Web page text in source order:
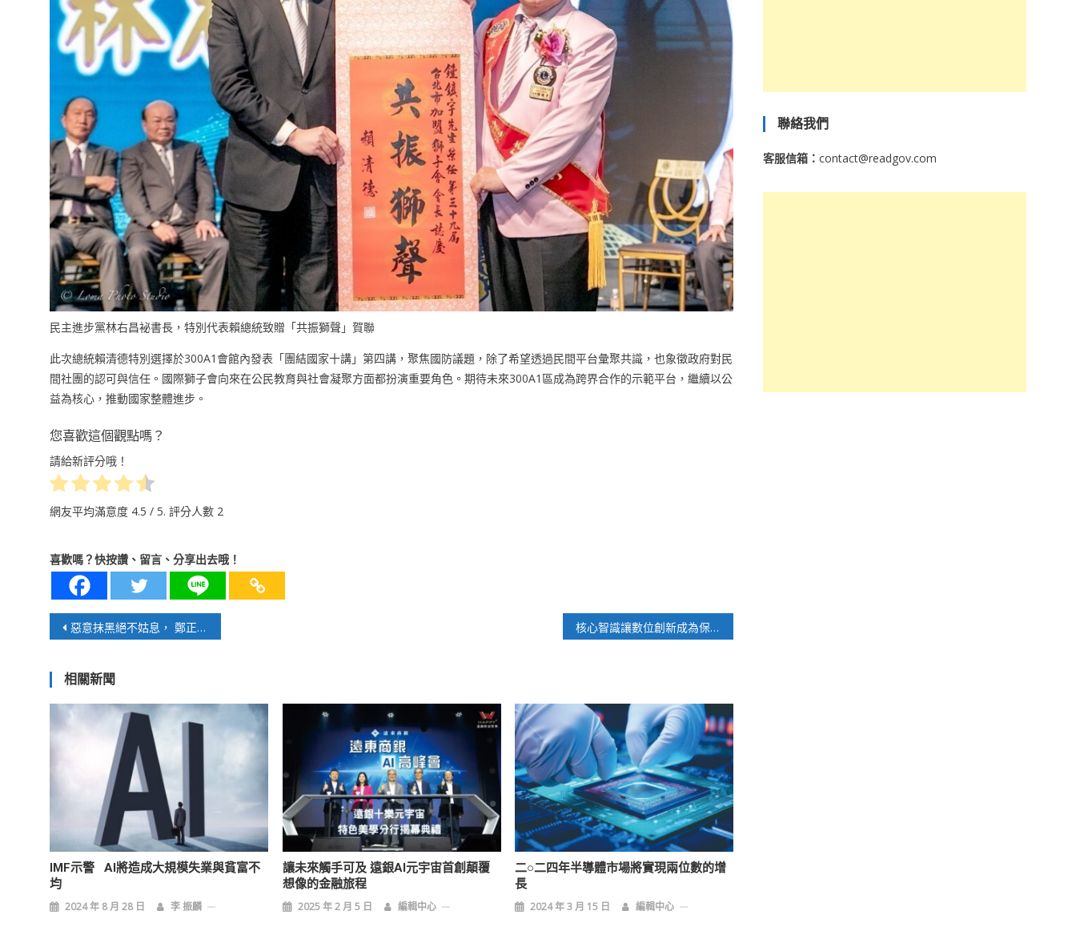
民主進步黨林右昌袐書長，特別代表賴總統致贈「共振獅聲」賀聯
此次總統賴清德特別選擇於300A1會館內發表「團結國家十講」第四講，聚焦國防議題，除了希望透過民間平台彙聚共識，也象徵政府對民
間社團的認可與信任。國際獅子會向來在公民教育與社會凝聚方面都扮演重要角色。期待未來300A1區成為跨界合作的示範平台，繼續以公
益為核心，推動國家整體進步。
您喜歡這個觀點嗎？
請給新評分哦！
網友平均滿意度 4.5 / 5. 評分人數 2
喜歡嗎？快按讚、留言、分享出去哦！
文
導
覽
惡意抹黑絕不姑息， 鄭正鈐提告柯建銘等人 核心智識讓數位創新成為保險業永續發展的驅動力
相關新聞
IMF示警 AI將造成大規模失業與貧富不
均
2024 年 8 月 28 日 李 振麟
讓未來觸手可及 遠銀AI元宇宙首創顛覆
想像的金融旅程
2025 年 2 月 5 日 編輯中心
二○二四年半導體市場將實現兩位數的增
長
2024 年 3 月 15 日 編輯中心
聯絡我們
客服信箱： contact@readgov.com